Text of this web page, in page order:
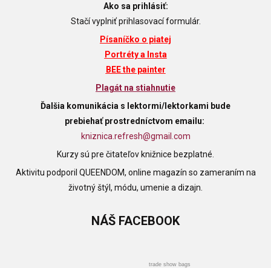
Ako sa prihlásiť:
Stačí vyplniť prihlasovací formulár.
Písaníčko o piatej
Portréty a Insta
BEE the painter
Plagát na stiahnutie
Ďalšia komunikácia s lektormi/lektorkami bude
prebiehať prostredníctvom emailu:
kniznica.refresh@gmail.com
Kurzy sú pre čitateľov knižnice bezplatné.
Aktivitu podporil QUEENDOM, online magazín so zameraním na
životný štýl, módu, umenie a dizajn.
NÁŠ FACEBOOK
trade show bags